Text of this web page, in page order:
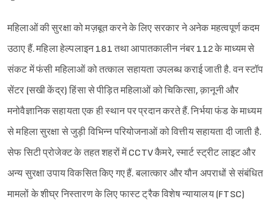
महिलाओं की सुरक्षा को मज़बूत करने के लिए सरकार ने अनेक महत्वपूर्ण कदम
उठाए हैं. महिला हेल्पलाइन 181 तथा आपातकालीन नंबर 112 के माध्यम से
संकट में फंसी महिलाओं को तत्काल सहायता उपलब्ध कराई जाती है. वन स्टॉप
सेंटर (सखी केंद्र) हिंसा से पीड़ित महिलाओं को चिकित्सा, क़ानूनी और
मनोवैज्ञानिक सहायता एक ही स्थान पर प्रदान करते हैं. निर्भया फंड के माध्यम
से महिला सुरक्षा से जुड़ी विभिन्न परियोजनाओं को वित्तीय सहायता दी जाती है.
सेफ सिटी प्रोजेक्ट के तहत शहरों में CCTV कैमरे, स्मार्ट स्ट्रीट लाइट और
अन्य सुरक्षा उपाय विकसित किए गए हैं. बलात्कार और यौन अपराधों से संबंधित
मामलों के शीघ्र निस्तारण के लिए फास्ट ट्रैक विशेष न्यायालय (FTSC)